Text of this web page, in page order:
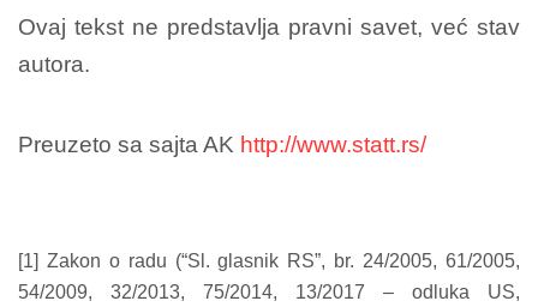
Ovaj tekst ne predstavlja pravni savet, već stav
autora.
Preuzeto sa sajta AK http://www.statt.rs/
[1] Zakon o radu (“Sl. glasnik RS”, br. 24/2005, 61/2005,
54/2009, 32/2013, 75/2014, 13/2017 – odluka US,